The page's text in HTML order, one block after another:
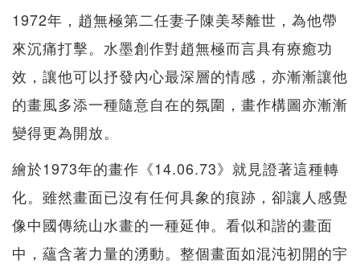
1972年，趙無極第二任妻子陳美琴離世，為他帶
來沉痛打擊。水墨創作對趙無極而言具有療癒功
效，讓他可以抒發內心最深層的情感，亦漸漸讓他
的畫風多添一種隨意自在的氛圍，畫作構圖亦漸漸
變得更為開放。
繪於1973年的畫作《14.06.73》就見證著這種轉
化。雖然畫面已沒有任何具象的痕跡，卻讓人感覺
像中國傳統山水畫的一種延伸。看似和諧的畫面
中，蘊含著力量的湧動。整個畫面如混沌初開的宇